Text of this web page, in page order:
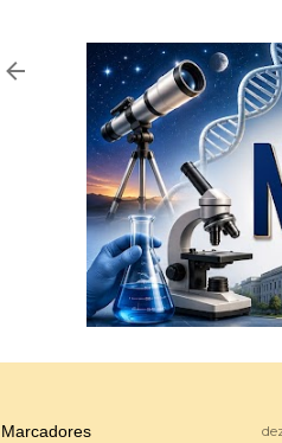
Marcadores